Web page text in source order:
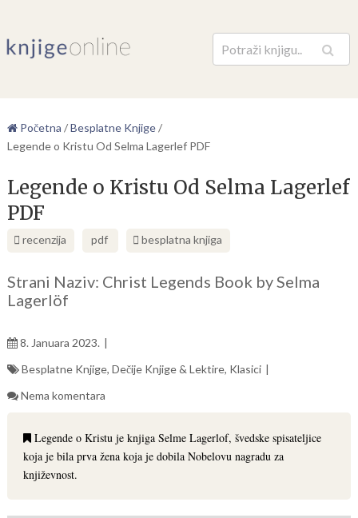
Pretraga
Početna /Besplatne Knjige/
Legende o Kristu Od Selma Lagerlef PDF
Legende o Kristu Od Selma Lagerlef
PDF
recenzija pdf besplatna knjiga
Strani Naziv: Christ Legends Book by Selma
Lagerlöf
8. Januara 2023.
Besplatne Knjige, Dečije Knjige & Lektire, Klasici
Nema komentara
Legende o Kristu je knjiga Selme Lagerlof, švedske spisateljice
koja je bila prva žena koja je dobila Nobelovu nagradu za
književnost.